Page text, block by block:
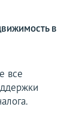
в
все